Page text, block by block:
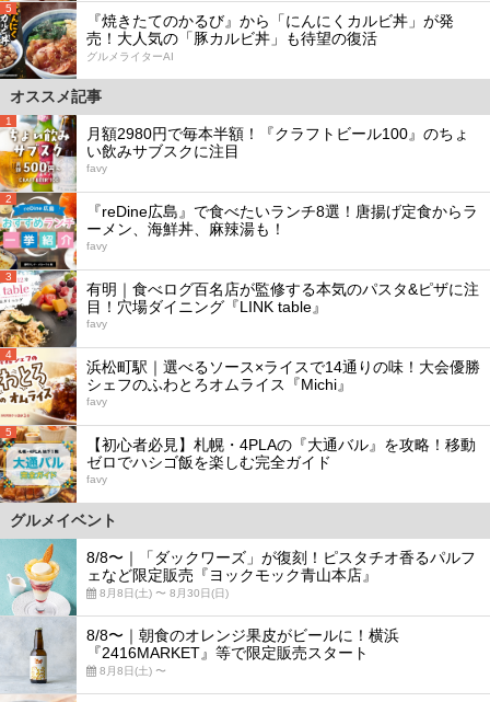
5
『焼きたてのかるび』から「にんにくカルビ丼」が発
売！大人気の「豚カルビ丼」も待望の復活
グルメライターAI
オススメ記事
1
月額2980円で毎本半額！『クラフトビール100』のちょ
い飲みサブスクに注目
favy
2
『reDine広島』で食べたいランチ8選！唐揚げ定食からラ
ーメン、海鮮丼、麻辣湯も！
favy
3
有明｜食べログ百名店が監修する本気のパスタ&ピザに注
目！穴場ダイニング『LINK table』
favy
4
浜松町駅｜選べるソース×ライスで14通りの味！大会優勝
シェフのふわとろオムライス『Michi』
favy
5
【初心者必見】札幌・4PLAの『大通バル』を攻略！移動
ゼロでハシゴ飯を楽しむ完全ガイド
favy
グルメイベント
8/8〜｜「ダックワーズ」が復刻！ピスタチオ香るパルフ
ェなど限定販売『ヨックモック青山本店』
8月8日(土) 〜 8月30日(日)
8/8〜｜朝食のオレンジ果皮がビールに！横浜
『2416MARKET』等で限定販売スタート
8月8日(土) 〜